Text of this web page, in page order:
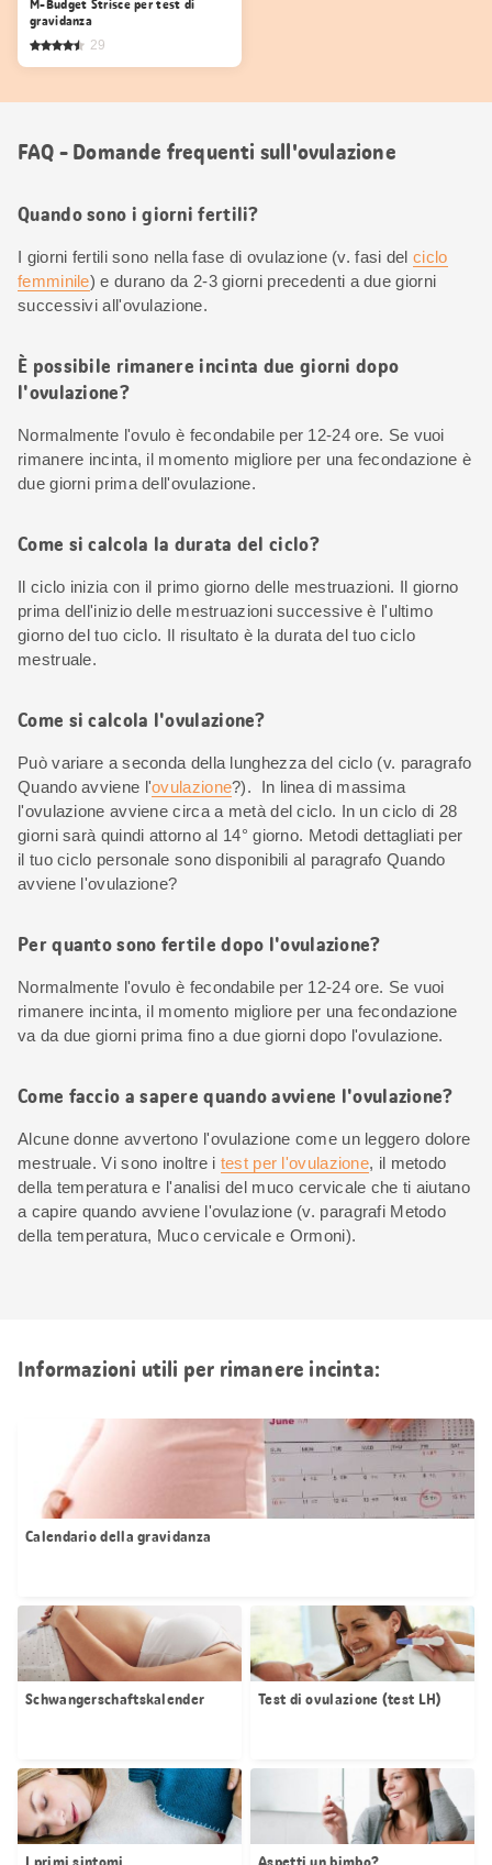
M-Budget Strisce per test di
gravidanza
29
FAQ - Domande frequenti sull'ovulazione
Quando sono i giorni fertili?
I giorni fertili sono nella fase di ovulazione (v. fasi del ciclo
femminile) e durano da 2-3 giorni precedenti a due giorni
successivi all'ovulazione.
È possibile rimanere incinta due giorni dopo
l'ovulazione?
Normalmente l'ovulo è fecondabile per 12-24 ore. Se vuoi
rimanere incinta, il momento migliore per una fecondazione è
due giorni prima dell'ovulazione.
Come si calcola la durata del ciclo?
Il ciclo inizia con il primo giorno delle mestruazioni. Il giorno
prima dell'inizio delle mestruazioni successive è l'ultimo
giorno del tuo ciclo. Il risultato è la durata del tuo ciclo
mestruale.
Come si calcola l'ovulazione?
Può variare a seconda della lunghezza del ciclo (v. paragrafo
Quando avviene l'ovulazione?). In linea di massima
l'ovulazione avviene circa a metà del ciclo. In un ciclo di 28
giorni sarà quindi attorno al 14° giorno. Metodi dettagliati per
il tuo ciclo personale sono disponibili al paragrafo Quando
avviene l'ovulazione?
Per quanto sono fertile dopo l'ovulazione?
Normalmente l'ovulo è fecondabile per 12-24 ore. Se vuoi
rimanere incinta, il momento migliore per una fecondazione
va da due giorni prima fino a due giorni dopo l'ovulazione.
Come faccio a sapere quando avviene l'ovulazione?
Alcune donne avvertono l'ovulazione come un leggero dolore
mestruale. Vi sono inoltre i test per l'ovulazione, il metodo
della temperatura e l'analisi del muco cervicale che ti aiutano
a capire quando avviene l'ovulazione (v. paragrafi Metodo
della temperatura, Muco cervicale e Ormoni).
Informazioni utili per rimanere incinta:
Calendario della gravidanza
Schwangerschaftskalender Test di ovulazione (test LH)